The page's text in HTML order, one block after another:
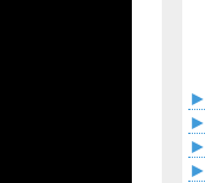
►
►
►
►